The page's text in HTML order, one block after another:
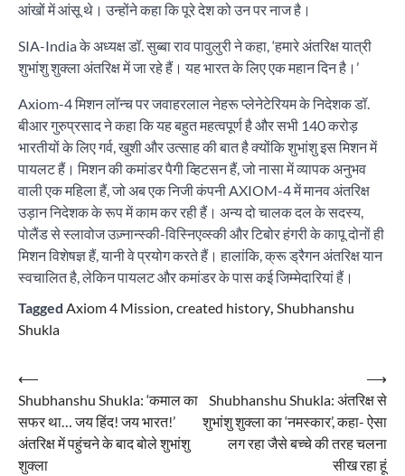
आंखों में आंसू थे। उन्होंने कहा कि पूरे देश को उन पर नाज है।
SIA-India के अध्यक्ष डॉ. सुब्बा राव पावुलुरी ने कहा, ‘हमारे अंतरिक्ष यात्री
शुभांशु शुक्ला अंतरिक्ष में जा रहे हैं। यह भारत के लिए एक महान दिन है।’
Axiom-4 मिशन लॉन्च पर जवाहरलाल नेहरू प्लेनेटेरियम के निदेशक डॉ.
बीआर गुरुप्रसाद ने कहा कि यह बहुत महत्वपूर्ण है और सभी 140 करोड़
भारतीयों के लिए गर्व, खुशी और उत्साह की बात है क्योंकि शुभांशु इस मिशन में
पायलट हैं। मिशन की कमांडर पैगी व्हिटसन हैं, जो नासा में व्यापक अनुभव
वाली एक महिला हैं, जो अब एक निजी कंपनी AXIOM-4 में मानव अंतरिक्ष
उड़ान निदेशक के रूप में काम कर रही हैं। अन्य दो चालक दल के सदस्य,
पोलैंड से स्लावोज उज़्नान्स्की-विस्निएव्स्की और टिबोर हंगरी के कापू दोनों ही
मिशन विशेषज्ञ हैं, यानी वे प्रयोग करते हैं। हालांकि, क्रू ड्रैगन अंतरिक्ष यान
स्वचालित है, लेकिन पायलट और कमांडर के पास कई जिम्मेदारियां हैं।
Tagged Axiom 4 Mission, created history, Shubhanshu
Shukla
Post
navigation
⟵
Shubhanshu Shukla: ‘कमाल का
सफर था… जय हिंद! जय भारत!’
अंतरिक्ष में पहुंचने के बाद बोले शुभांशु
शुक्ला
Shubhanshu Shukla: अंतरिक्ष से
शुभांशु शुक्ला का ‘नमस्कार’, कहा- ऐसा
लग रहा जैसे बच्चे की तरह चलना
सीख रहा हूं
⟶